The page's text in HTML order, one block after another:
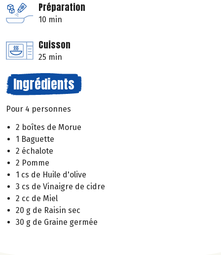
Préparation
10 min
Cuisson
25 min
Ingrédients
Pour 4 personnes
2 boîtes de Morue
1 Baguette
2 échalote
2 Pomme
1 cs de Huile d'olive
3 cs de Vinaigre de cidre
2 cc de Miel
20 g de Raisin sec
30 g de Graine germée